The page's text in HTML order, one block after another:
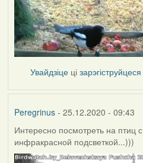
Увайдзіце цізарэгіструйцеся
Peregrinus- 25.12.2020 - 09:43
Интересно посмотреть на птиц с
инфракрасной подсветкой...)))